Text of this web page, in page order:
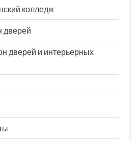
колледж
дверей
дверей и интерьерных